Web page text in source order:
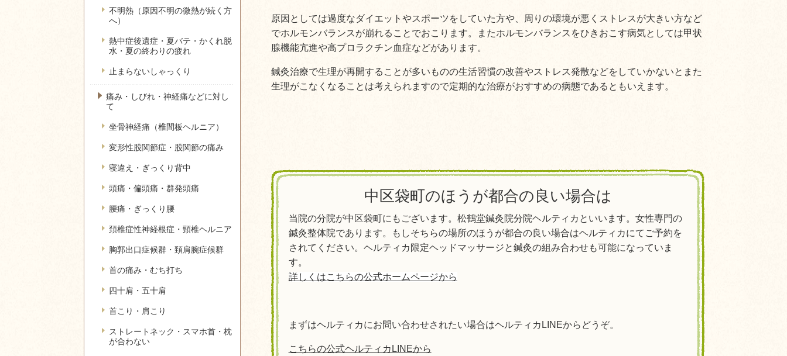
原因としては過度なダイエットやスポーツをしていた方や、周りの環境が悪くストレスが大きい方など
でホルモンバランスが崩れることでおこります。またホルモンバランスをひきおこす病気としては甲状
腺機能亢進や高プロラクチン血症などがあります。
鍼灸治療で生理が再開することが多いものの生活習慣の改善やストレス発散などをしていかないとまた
生理がこなくなることは考えられますので定期的な治療がおすすめの病態であるともいえます。
中区袋町のほうが都合の良い場合は
当院の分院が中区袋町にもございます。松鶴堂鍼灸院分院ヘルティカといいます。女性専門の
鍼灸整体院であります。もしそちらの場所のほうが都合の良い場合はヘルティカにてご予約を
されてください。ヘルティカ限定ヘッドマッサージと鍼灸の組み合わせも可能になっていま
す。
詳しくはこちらの公式ホームページから
まずはヘルティカにお問い合わせされたい場合はヘルティカLINEからどうぞ。
こちらの公式ヘルティカLINEから
不明熱（原因不明の微熱が続く方
へ）
熱中症後遺症・夏バテ・かくれ脱
水・夏の終わりの疲れ
止まらないしゃっくり
痛み・しびれ・神経痛などに対し
て
坐骨神経痛（椎間板ヘルニア）
変形性股関節症・股関節の痛み
寝違え・ぎっくり背中
頭痛・偏頭痛・群発頭痛
腰痛・ぎっくり腰
頚椎症性神経根症・頸椎ヘルニア
胸郭出口症候群・頚肩腕症候群
首の痛み・むち打ち
四十肩・五十肩
首こり・肩こり
ストレートネック・スマホ首・枕
が合わない